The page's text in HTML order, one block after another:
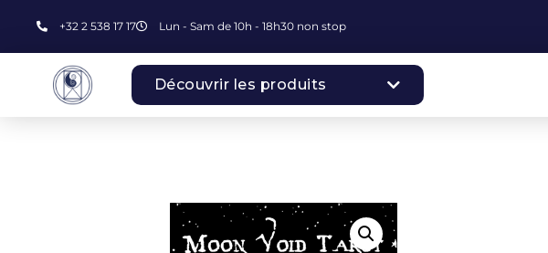
+32 2 538 17 17 Lun - Sam de 10h - 18h30 non stop
Découvrir les produits